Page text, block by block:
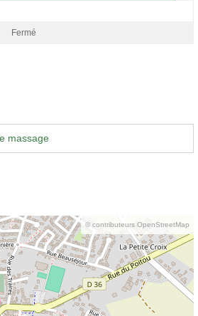
Fermé
massage
© contributeurs OpenStreetMap